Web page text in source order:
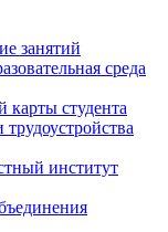
занятий
среда
студента
институт